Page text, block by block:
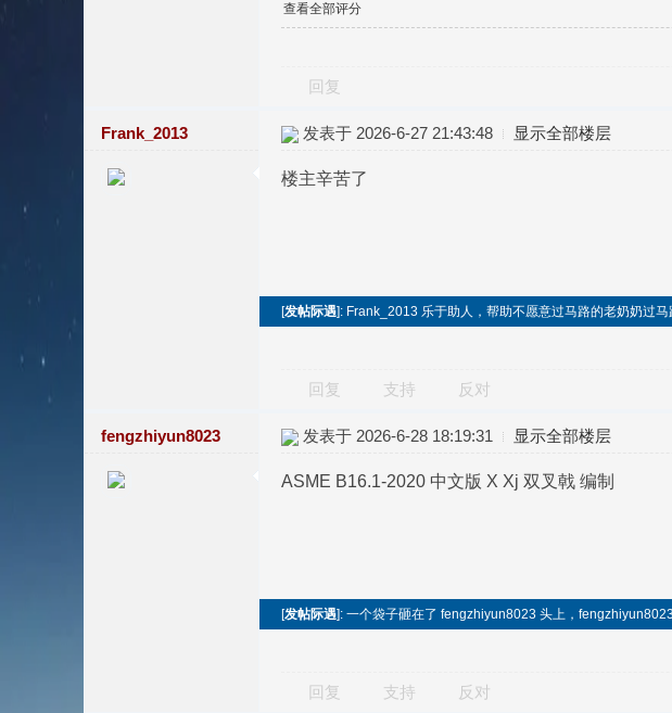
查看全部评分
回复
Frank_2013 发表于 2026-6-27 21:43:48 显示全部楼层
楼主辛苦了
[发帖际遇]: Frank_2013 乐于助人，帮助不愿意过马路的老奶奶过
回复 支持 反对
fengzhiyun8023 发表于 2026-6-28 18:19:31 显示全部楼层
ASME B16.1-2020 中文版 X Xj 双叉戟 编制
[发帖际遇]: 一个袋子砸在了 fengzhiyun8023 头上，
回复 支持 反对